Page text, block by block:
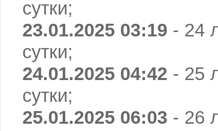
сутки;
23.01.2025 03:19 - 24
сутки;
24.01.2025 04:42 - 25
сутки;
25.01.2025 06:03 - 26